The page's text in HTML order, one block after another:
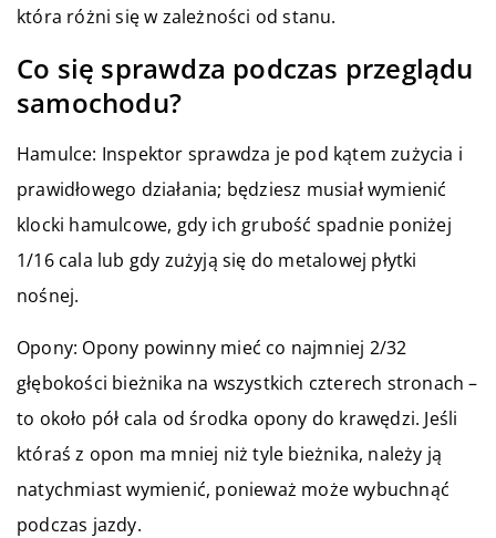
która różni się w zależności od stanu.
Co się sprawdza podczas przeglądu
samochodu?
Hamulce: Inspektor sprawdza je pod kątem zużycia i
prawidłowego działania; będziesz musiał wymienić
klocki hamulcowe, gdy ich grubość spadnie poniżej
1/16 cala lub gdy zużyją się do metalowej płytki
nośnej.
Opony: Opony powinny mieć co najmniej 2/32
głębokości bieżnika na wszystkich czterech stronach –
to około pół cala od środka opony do krawędzi. Jeśli
któraś z opon ma mniej niż tyle bieżnika, należy ją
natychmiast wymienić, ponieważ może wybuchnąć
podczas jazdy.